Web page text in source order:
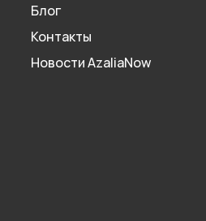
Блог
Контакты
Новости AzaliaNow